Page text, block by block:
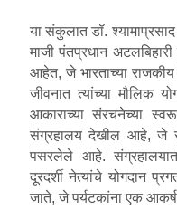
या संकुलात डॉ.
माजी पंतप्रधान
आहेत, जे भारताच्या राजकीय
जीवनात त्यांच्या मौलिक
आकाराच्या संरचनेच्या
संग्रहालय देखील आहे, जे
पसरलेले आहे. संग्रहालयात
दूरदर्शी नेत्यांचे योगदान
जाते, जे पर्यटकांना एक